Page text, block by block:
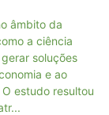
âmbito da
a ciência
soluções
e ao
estudo resultou